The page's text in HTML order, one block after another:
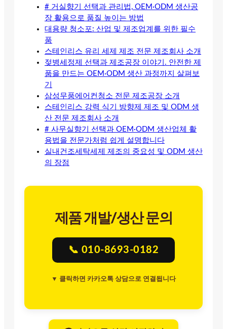
# 거실향기 선택과 관리법, OEM·ODM 생산공
장 활용으로 품질 높이는 방법
대용량 청소포: 산업 및 제조업계를 위한 필수
품
스테인리스 유리 세제 제조 전문 제조회사 소개
젖병세정제 선택과 제조공장 이야기. 안전한 제
품을 만드는 OEM·ODM 생산 과정까지 살펴보
기
삼성무풍에어컨청소 전문 제조공장 소개
스테인리스 강력 식기 방향제 제조 및 ODM 생
산 전문 제조회사 소개
# 사무실향기 선택과 OEM·ODM 생산업체 활
용법을 전문가처럼 쉽게 설명합니다
실내건조세탁세제 제조의 중요성 및 ODM 생산
의 장점
제품 개발/생산 문의
📞 010-8693-0182
▼ 클릭하면 카카오톡 상담으로 연결됩니다